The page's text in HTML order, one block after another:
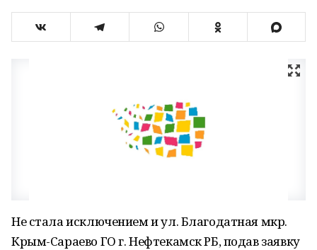
Не стала исключением и ул. Благодатная мкр.
Крым-Сараево ГО г. Нефтекамск РБ, подав заявку